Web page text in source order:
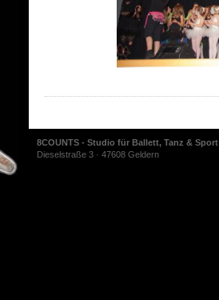
8COUNTS - Studio für Ballett, Tanz & Sport
Dieselstraße 3 · 47608 Geldern